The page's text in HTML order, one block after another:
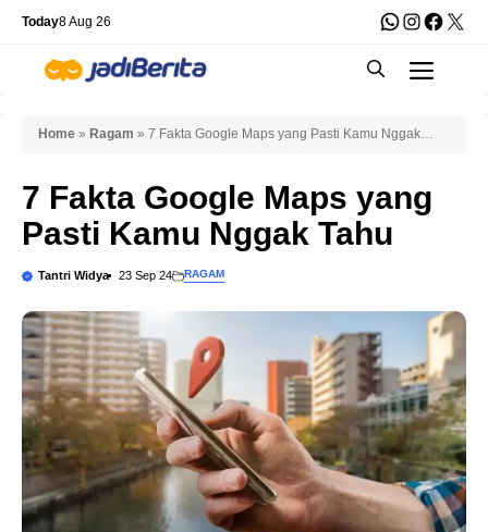
Skip
content
Today8 Aug 26 WhatsApp
X
Home » Ragam » 7 Fakta Google Maps yang Pasti Kamu Nggak
7 Fakta Google Maps yang
Pasti Kamu Nggak Tahu
Tantri Widya 23 Sep 24 RAGAM